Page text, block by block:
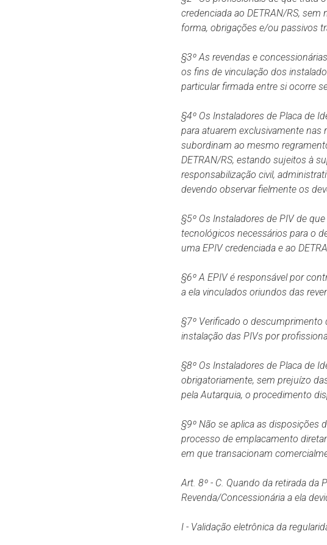
credenciada ao DETRAN/RS,
forma, obrigações e/ou passivos
§3º As revendas e
os fins de vinculação dos
particular firmada entre si ocorre
§4º Os Instaladores de Placa de
para atuarem exclusivamente nas
subordinam ao mesmo
DETRAN/RS, estando sujeitos à
responsabilização civil,
devendo observar fielmente os
§5º Os Instaladores de PIV de
tecnológicos necessários para o
uma EPIV credenciada e ao
§6º A EPIV é responsável por
a ela vinculados oriundos das
§7º Verificado o descumprimento
instalação das PIVs por
§8º Os Instaladores de Placa de
obrigatoriamente, sem prejuízo
pela Autarquia, o procedimento
§9º Não se aplica as disposições
processo de emplacamento
em que transacionam
Art. 8º - C. Quando da retirada da
Revenda/Concessionária a ela
I - Validação eletrônica da